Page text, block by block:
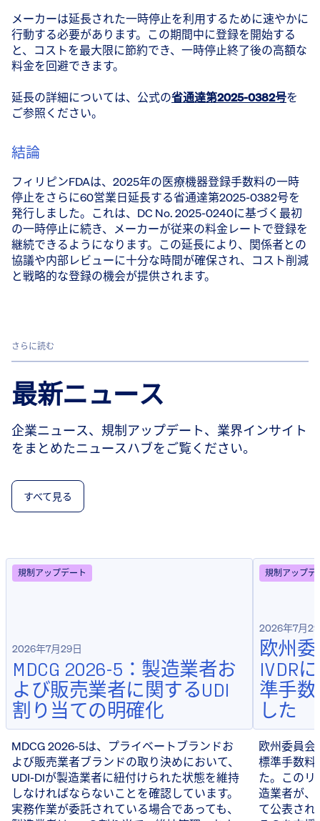
メーカーは延長された一時停止を利用するために速やかに
行動する必要があります。この期間中に登録を開始する
と、コストを最大限に節約でき、一時停止終了後の高額な
料金を回避できます。
延長の詳細については、公式の省通達第2025-0382号を
ご参照ください。
結論
フィリピンFDAは、2025年の医療機器登録手数料の一時
停止をさらに60営業日延長する省通達第2025-0382号を
発行しました。これは、DC No. 2025-0240に基づく最初
の一時停止に続き、メーカーが従来の料金レートで登録を
継続できるようになります。この延長により、関係者との
協議や内部レビューに十分な時間が確保され、コスト削減
と戦略的な登録の機会が提供されます。
さらに読む
最新ニュース
企業ニュース、規制アップデート、業界インサイト
をまとめたニュースハブをご覧ください。
すべて見る
規制アップデート
2026年7月29日
MDCG 2026-5：製造業者お
よび販売業者に関するUDI
割り当ての明確化
MDCG 2026-5は、プライベートブランドお
よび販売業者ブランドの取り決めにおいて、
UDI-DIが製造業者に紐付けられた状態を維持
しなければならないことを確認しています。
実務作業が委託されている場合であっても、
規制アップデ
2026年7月
欧州
IVDR
準手
した
欧州委員会
標準手数料
た。このリ
造業者が、
て公表され